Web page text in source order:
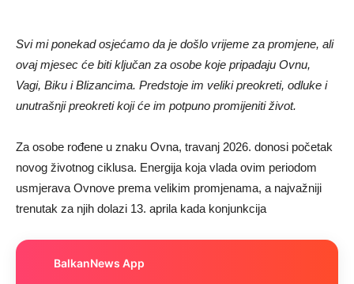
Svi mi ponekad osjećamo da je došlo vrijeme za promjene, ali
ovaj mjesec će biti ključan za osobe koje pripadaju Ovnu,
Vagi, Biku i Blizancima. Predstoje im veliki preokreti, odluke i
unutrašnji preokreti koji će im potpuno promijeniti život.
Za osobe rođene u znaku Ovna, travanj 2026. donosi početak
novog životnog ciklusa. Energija koja vlada ovim periodom
usmjerava Ovnove prema velikim promjenama, a najvažniji
trenutak za njih dolazi 13. aprila kada konjunkcija
BalkanNews App